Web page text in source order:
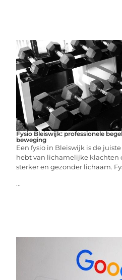
Fysio Bleiswijk: professionele
beweging
Een fysio in Bleiswijk is de
hebt van lichamelijke klachten
sterker en gezonder lichaam.
...